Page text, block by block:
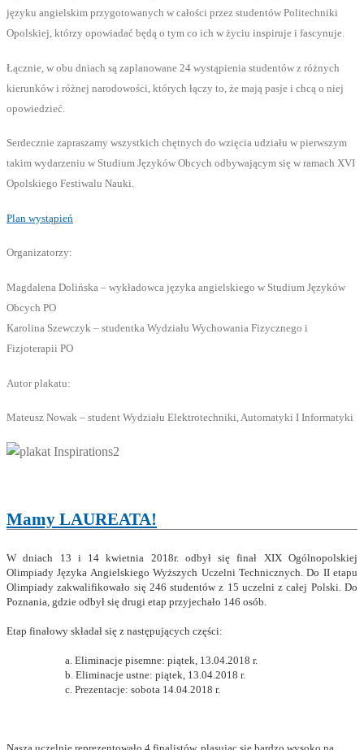
języku angielskim przygotowanych w całości przez studentów Politechniki
Opolskiej, którzy opowiadać będą o tym co ich w życiu inspiruje i fascynuje.
Łącznie, w obu dniach są zaplanowane 24 wystąpienia studentów z różnych
kierunków i różnej narodowości, których łączy to, że mają pasje i chcą o niej
opowiedzieć.
Serdecznie zapraszamy wszystkich chętnych do wzięcia udziału w pierwszym
takim wydarzeniu w Studium Języków Obcych odbywającym się w ramach XVI
Opolskiego Festiwalu Nauki.
Plan wystąpień
Organizatorzy:
Magdalena Dolińska – wykładowca języka angielskiego w Studium Języków
Obcych PO
Karolina Szewczyk – studentka Wydziału Wychowania Fizycznego i
Fizjoterapii PO
Autor plakatu:
Mateusz Nowak – student Wydziału Elektrotechniki, Automatyki I Informatyki
Mamy LAUREATA!
W dniach 13 i 14 kwietnia 2018r. odbył się finał XIX Ogólnopolskiej
Olimpiady Języka Angielskiego Wyższych Uczelni Technicznych. Do II etapu
Olimpiady zakwalifikowało się 246 studentów z 15 uczelni z całej Polski. Do
Poznania, gdzie odbył się drugi etap przyjechało 146 osób.
Etap finałowy składał się z następujących części:
a. Eliminacje pisemne: piątek, 13.04.2018 r.
b. Eliminacje ustne: piątek, 13.04.2018 r.
c. Prezentacje: sobota 14.04.2018 r.